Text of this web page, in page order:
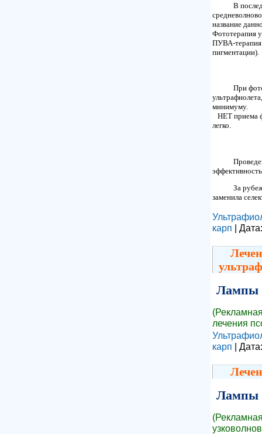
В
название
Фототерапия
ПУВА-терапия
пигментации).
При
минимуму.
НЕТ приема
легко.
За
заменила
карп |
Лампы
лечения
карп |
Лампы